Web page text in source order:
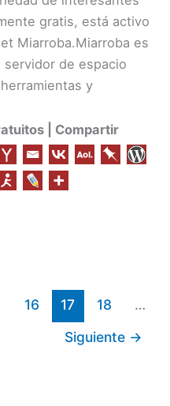
gratis, está activo
Miarroba.Miarroba es
de espacio
y
| Compartir
16 17 18
…
Siguiente →